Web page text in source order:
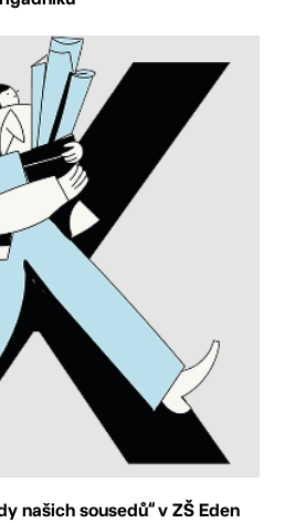
našich sousedů“ v ZŠ Eden